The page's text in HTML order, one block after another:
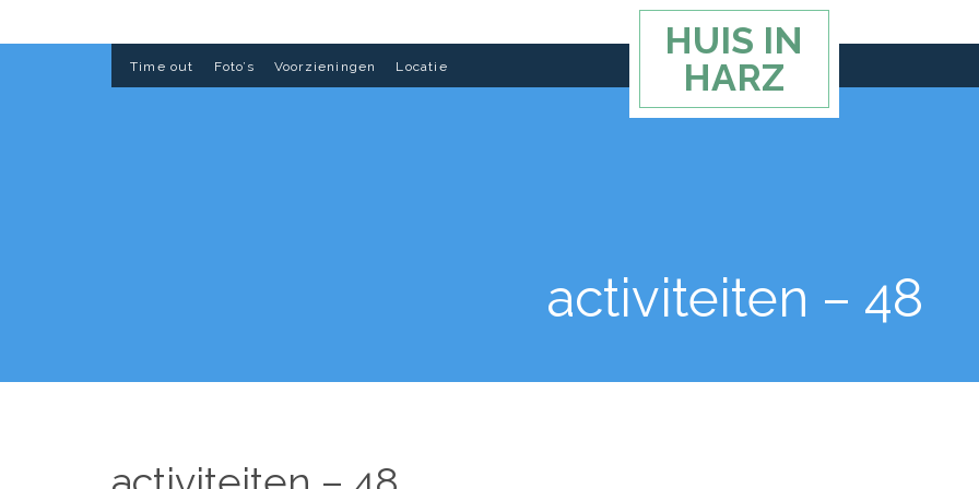
Time out Foto’s Voorzieningen Locatie
HUIS IN
HARZ
activiteiten – 48